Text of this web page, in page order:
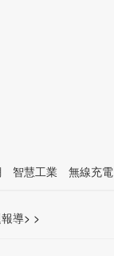
智慧工業 無線充電
>
導 >